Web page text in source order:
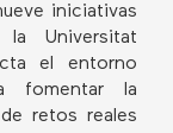
iniciativas
Universitat
el entorno
fomentar la
retos reales